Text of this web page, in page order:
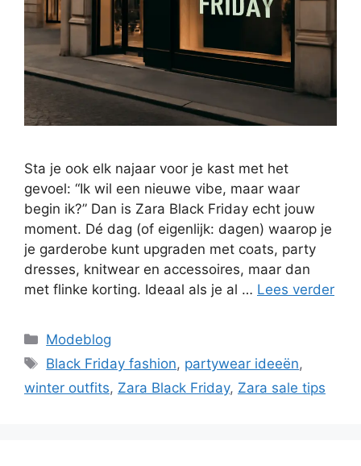
Sta je ook elk najaar voor je kast met het
gevoel: “Ik wil een nieuwe vibe, maar waar
begin ik?” Dan is Zara Black Friday echt jouw
moment. Dé dag (of eigenlijk: dagen) waarop je
je garderobe kunt upgraden met coats, party
dresses, knitwear en accessoires, maar dan
met flinke korting. Ideaal als je al … Lees verder
Categorieën
Modeblog
Tags
Black Friday fashion, partywear ideeën,
winter outfits, Zara Black Friday, Zara sale tips